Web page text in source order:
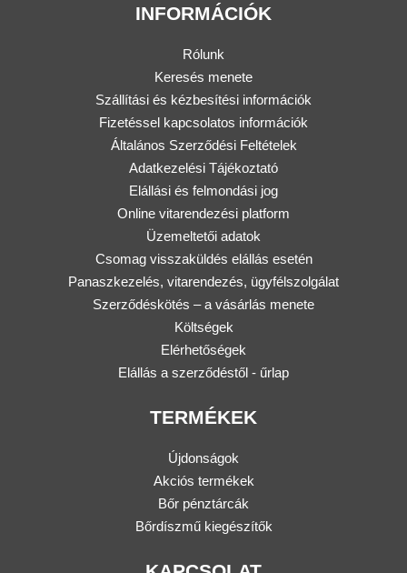
INFORMÁCIÓK
Rólunk
Keresés menete
Szállítási és kézbesítési információk
Fizetéssel kapcsolatos információk
Általános Szerződési Feltételek
Adatkezelési Tájékoztató
Elállási és felmondási jog
Online vitarendezési platform
Üzemeltetői adatok
Csomag visszaküldés elállás esetén
Panaszkezelés, vitarendezés, ügyfélszolgálat
Szerződéskötés – a vásárlás menete
Költségek
Elérhetőségek
Elállás a szerződéstől - űrlap
TERMÉKEK
Újdonságok
Akciós termékek
Bőr pénztárcák
Bőrdíszmű kiegészítők